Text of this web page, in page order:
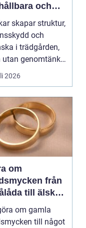
och
buskar året
skapar struktur,
och
i trädgården,
utan genomtänkt
blir de...
2026
om
från
till älskad
om gamla
till något